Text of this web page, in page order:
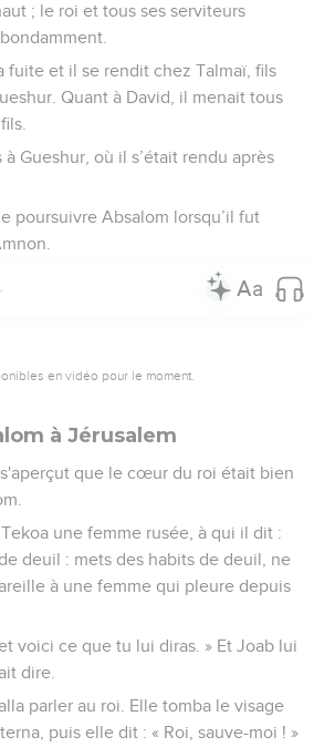
; le roi et tous ses serviteurs
fuite et il se rendit chez Talmaï, fils
Quant à David, il menait tous
Gueshur, où il s’était rendu après
poursuivre Absalom lorsqu’il fut
en vidéo pour le moment.
à Jérusalem
que le cœur du roi était bien
une femme rusée, à qui il dit :
deuil : mets des habits de deuil, ne
à une femme qui pleure depuis
voici ce que tu lui diras. » Et Joab lui
dire.
parler au roi. Elle tomba le visage
puis elle dit : « Roi, sauve-moi ! »